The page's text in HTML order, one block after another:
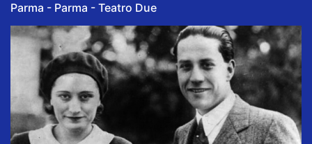
Parma - Parma - Teatro Due